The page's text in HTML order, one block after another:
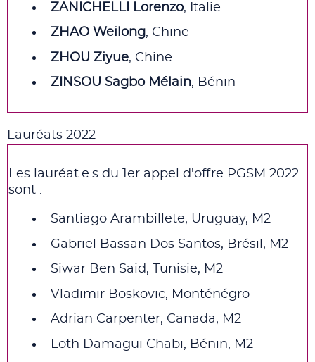
ZANICHELLI Lorenzo, Italie
ZHAO Weilong, Chine
ZHOU Ziyue, Chine
ZINSOU Sagbo Mélain, Bénin
Lauréats 2022
Les lauréat.e.s du 1er appel d'offre PGSM 2022
sont :
Santiago Arambillete, Uruguay, M2
Gabriel Bassan Dos Santos, Brésil, M2
Siwar Ben Said, Tunisie, M2
Vladimir Boskovic, Monténégro
Adrian Carpenter, Canada, M2
Loth Damagui Chabi, Bénin, M2